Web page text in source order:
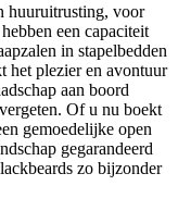
huuruitrusting, voor
een capaciteit
in stapelbedden
het plezier en avontuur
aan boord
Of u nu boekt
gemoedelijke open
gegarandeerd
zo bijzonder